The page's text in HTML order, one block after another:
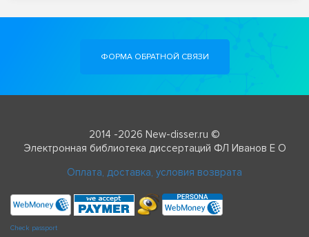
ФОРМА ОБРАТНОЙ СВЯЗИ
2014 -2026 New-disser.ru ©
Электронная библиотека диссертаций ФЛ Иванов Е О
Оплата, доставка, условия возврата
Check passport